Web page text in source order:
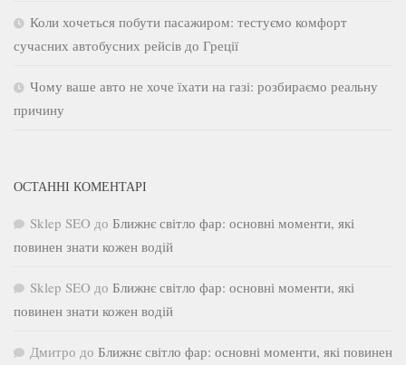
Коли хочеться побути пасажиром: тестуємо комфорт
сучасних автобусних рейсів до Греції
Чому ваше авто не хоче їхати на газі: розбираємо реальну
причину
ОСТАННІ КОМЕНТАРІ
Sklep SEO до Ближнє світло фар: основні моменти, які
повинен знати кожен водій
Sklep SEO до Ближнє світло фар: основні моменти, які
повинен знати кожен водій
Дмитро до Ближнє світло фар: основні моменти, які повинен